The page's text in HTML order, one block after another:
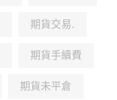
期貨交易.
期貨手續費
期貨未平倉